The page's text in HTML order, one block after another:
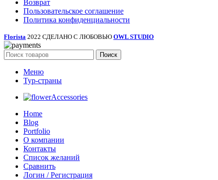
Возврат
Пользовательское соглашение
Политика конфиденциальности
Florista 2022 СДЕЛАНО С ЛЮБОВЬЮ OWL STUDIO
Поиск
Меню
Тур-страны
Accessories
Home
Blog
Portfolio
О компании
Контакты
Список желаний
Сравнить
Логин / Регистрация